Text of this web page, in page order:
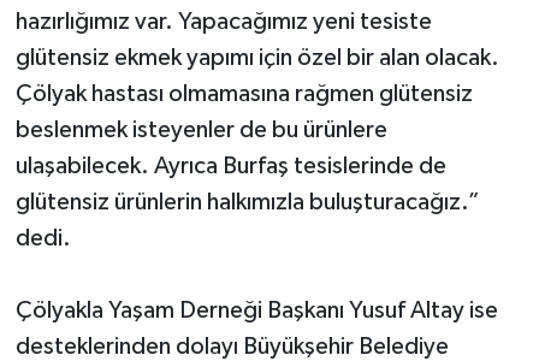
hazırlığımız var. Yapacağımız yeni tesiste
glütensiz ekmek yapımı için özel bir alan olacak.
Çölyak hastası olmamasına rağmen glütensiz
beslenmek isteyenler de bu ürünlere
ulaşabilecek. Ayrıca Burfaş tesislerinde de
glütensiz ürünlerin halkımızla buluşturacağız.”
dedi.
Çölyakla Yaşam Derneği Başkanı Yusuf Altay ise
desteklerinden dolayı Büyükşehir Belediye